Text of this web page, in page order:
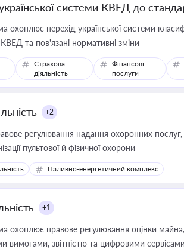
системи КВЕД до
охоплює перехід української системи
та пов'язані нормативні зміни
Страхова
діяльність
Фінансові
послуги
+2
регулювання надання охоронних послуг,
пультової й фізичної охорони
Паливно-енергетичний комплекс
+1
охоплює правове регулювання оцінки
вимогами, звітністю та цифровими